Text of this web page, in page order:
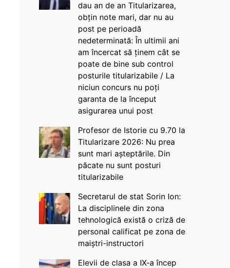
dau an de an Titularizarea,
obțin note mari, dar nu au
post pe perioadă
nedeterminată: În ultimii ani
am încercat să ținem cât se
poate de bine sub control
posturile titularizabile / La
niciun concurs nu poți
garanta de la început
asigurarea unui post
Profesor de Istorie cu 9.70 la
Titularizare 2026: Nu prea
sunt mari așteptările. Din
păcate nu sunt posturi
titularizabile
Secretarul de stat Sorin Ion:
La disciplinele din zona
tehnologică există o criză de
personal calificat pe zona de
maiștri-instructori
Elevii de clasa a IX-a încep